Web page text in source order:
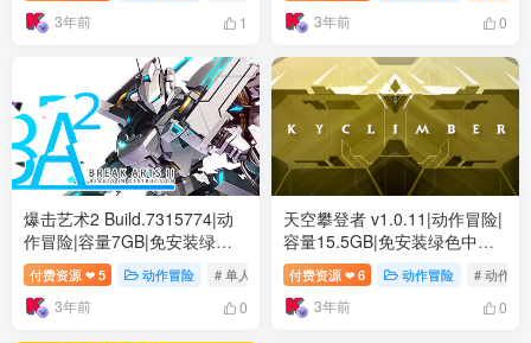
3年前 1 3年前 0
爆击艺术2 Build.7315774|动
作冒险|容量7GB|免安装绿色
中文版
付费资源 ❤ 5 动作冒险 # 单人 # 独立 # 动作
3年前 0
天空攀登者 v1.0.11|动作冒险|
容量15.5GB|免安装绿色中文
版付费资源 ❤ 6 动作冒险 # 动作
3年前 0